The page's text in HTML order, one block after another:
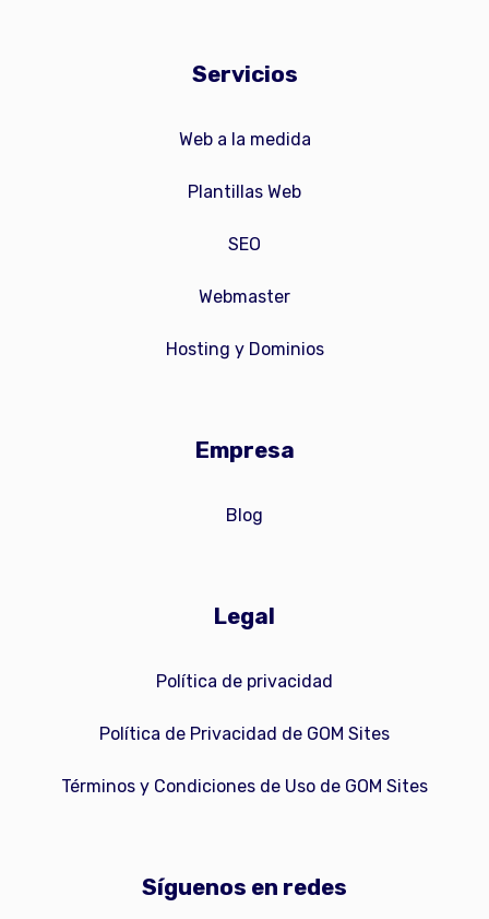
Servicios
Web a la medida
Plantillas Web
SEO
Webmaster
Hosting y Dominios
Empresa
Blog
Legal
Política de privacidad
Política de Privacidad de GOM Sites
Términos y Condiciones de Uso de GOM Sites
Síguenos en redes